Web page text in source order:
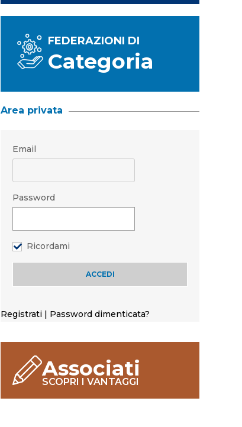
FEDERAZIONI DI
Categoria
Area privata
Email
Password
Ricordami
Registrati | Password dimenticata?
Associati
SCOPRI I VANTAGGI